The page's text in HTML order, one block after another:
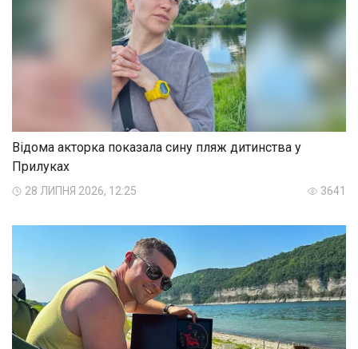
Відома акторка показала сину пляж дитинства у
Прилуках
28 ЛИПНЯ 2026, 12:25 3641